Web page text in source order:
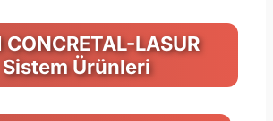
CONCRETAL-LASUR
Sistem Ürünleri